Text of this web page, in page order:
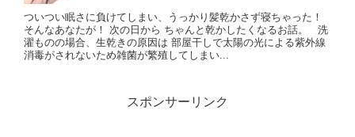
ついつい眠さに負けてしまい、うっかり髪乾かさず寝ちゃった！
そんなあなたが！ 次の日から ちゃんと乾かしたくなるお話。 洗
濯ものの場合、生乾きの原因は 部屋干しで太陽の光による紫外線
消毒がされないため雑菌が繁殖してしまい...
スポンサーリンク